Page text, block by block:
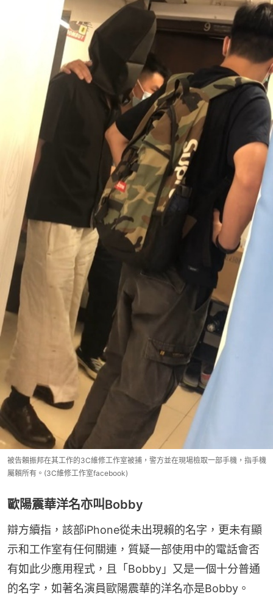
被告賴振邦在其工作的3C維修工作室被捕，警方並在現場檢取一部手機，指手機
屬賴所有。(3C維修工作室facebook)
歐陽震華洋名亦叫Bobby
辯方續指，該部iPhone從未出現賴的名字，更未有顯
示和工作室有任何關連，質疑一部使用中的電話會否
有如此少應用程式，且「Bobby」又是一個十分普通
的名字，如著名演員歐陽震華的洋名亦是Bobby。